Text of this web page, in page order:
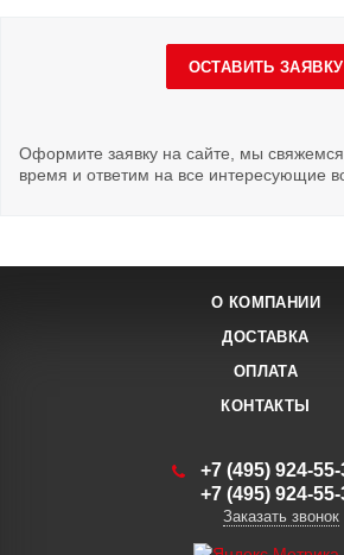
ОСТАВИТЬ ЗАЯВКУ
Оформите заявку на сайте, мы
время и ответим на все интересующие
О КОМПАНИИ
ДОСТАВКА
ОПЛАТА
КОНТАКТЫ
+7 (495) 924-55-
+7 (495) 924-55-
Заказать звонок